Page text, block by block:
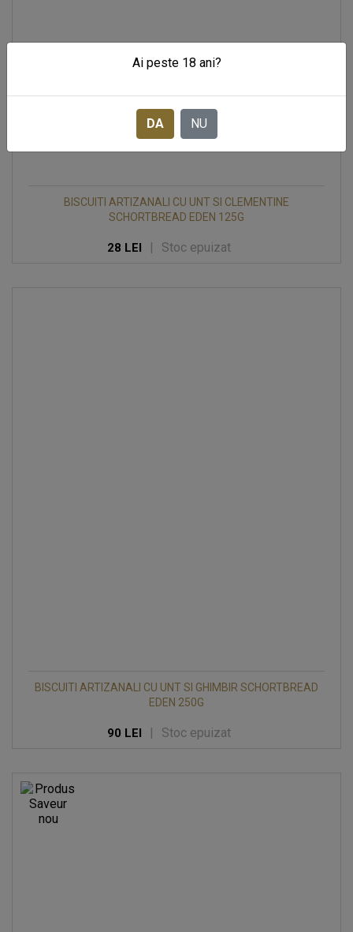
BISCUITI ARTIZANALI CU UNT SI CLEMENTINE
SCHORTBREAD EDEN 125G
28 LEI | Stoc epuizat
BISCUITI ARTIZANALI CU UNT SI GHIMBIR SCHORTBREAD
EDEN 250G
90 LEI Stoc epuizat
Ai peste 18 ani?
DA NU